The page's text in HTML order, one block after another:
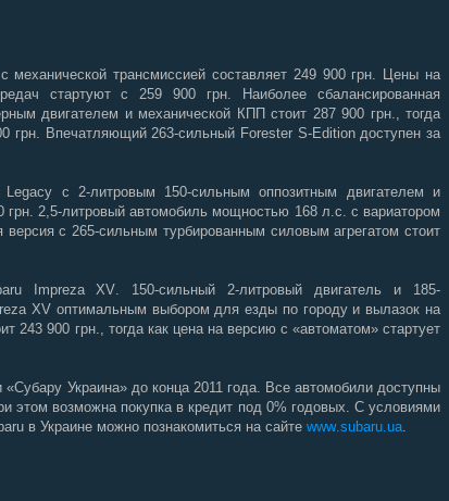
механической трансмиссией составляет 249 900 грн. Цены на
стартуют с 259 900 грн. Наиболее сбалансированная
двигателем и механической КПП стоит 287 900 грн., тогда
грн. Впечатляющий 263-сильный Forester S-Edition доступен за
Legacy с 2-литровым 150-сильным оппозитным двигателем и
2,5-литровый автомобиль мощностью 168 л.с. с вариатором
с 265-сильным турбированным силовым агрегатом стоит
Impreza XV. 150-сильный 2-литровый двигатель и 185-
XV оптимальным выбором для езды по городу и вылазок на
243 900 грн., тогда как цена на версию с «автоматом» стартует
Украина» до конца 2011 года. Все автомобили доступны
этом возможна покупка в кредит под 0% годовых. С условиями
в Украине можно познакомиться на сайте www.subaru.ua.